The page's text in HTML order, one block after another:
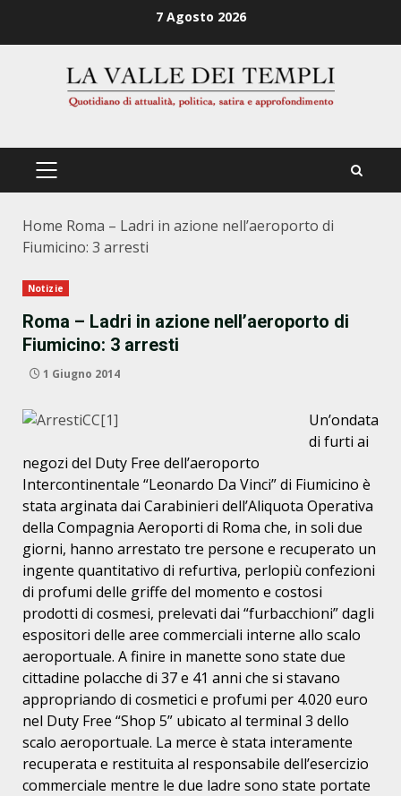
7 Agosto 2026
PRIMÄRES
Home Roma – Ladri in azione nell’aeroporto di
Fiumicino: 3 arresti
Notizie
Roma – Ladri in azione nell’aeroporto di
Fiumicino: 3 arresti
1 Giugno 2014
Un’ondata
di furti ai
negozi del Duty Free dell’aeroporto
Intercontinentale “Leonardo Da Vinci” di Fiumicino è
stata arginata dai Carabinieri dell’Aliquota Operativa
della Compagnia Aeroporti di Roma che, in soli due
giorni, hanno arrestato tre persone e recuperato un
ingente quantitativo di refurtiva, perlopiù confezioni
di profumi delle griffe del momento e costosi
prodotti di cosmesi, prelevati dai “furbacchioni” dagli
espositori delle aree commerciali interne allo scalo
aeroportuale. A finire in manette sono state due
cittadine polacche di 37 e 41 anni che si stavano
appropriando di cosmetici e profumi per 4.020 euro
nel Duty Free “Shop 5” ubicato al terminal 3 dello
scalo aeroportuale. La merce è stata interamente
recuperata e restituita al responsabile dell’esercizio
commerciale mentre le due ladre sono state portate